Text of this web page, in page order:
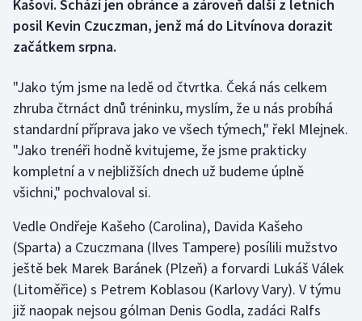
Florbal
Golf
Gymnastika
Házená
Jezdectví
Judo
Krasobruslení
Kašovi. Schází jen obránce a zároveň další z letních
posil Kevin Czuczman, jenž má do Litvínova dorazit
začátkem srpna.
"Jako tým jsme na ledě od čtvrtka. Čeká nás celkem
zhruba čtrnáct dnů tréninku, myslím, že u nás probíhá
standardní příprava jako ve všech týmech," řekl Mlejnek.
"Jako trenéři hodně kvitujeme, že jsme prakticky
kompletní a v nejbližších dnech už budeme úplně
všichni," pochvaloval si.
Vedle Ondřeje Kašeho (Carolina), Davida Kašeho
(Sparta) a Czuczmana (Ilves Tampere) posílili mužstvo
ještě bek Marek Baránek (Plzeň) a forvardi Lukáš Válek
(Litoměřice) s Petrem Koblasou (Karlovy Vary). V týmu
již naopak nejsou gólman Denis Godla, zadáci Ralfs